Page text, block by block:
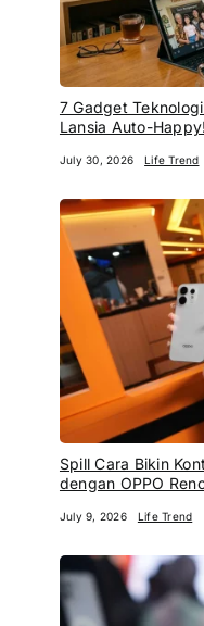
7 Gadget
Lansia Auto-Happy!
July 30, 2026 Life Trend
Spill Cara Bikin
dengan OPPO
July 9, 2026 Life Trend